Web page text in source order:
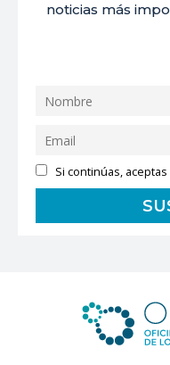
noticias más
Si continúas,